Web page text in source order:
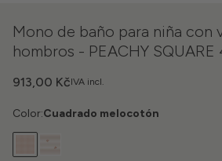
Mono de baño para niña con
hombros - PEACHY SQUARE
IVA incl.
913,00 Kč
Color:Cuadrado melocotón